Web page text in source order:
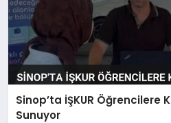
Sinop’ta İŞKUR Öğrencilere
Sunuyor